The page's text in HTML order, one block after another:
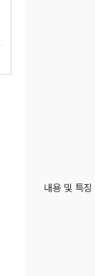
내용 및 특징